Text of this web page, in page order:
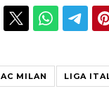
AC MILAN LIGA